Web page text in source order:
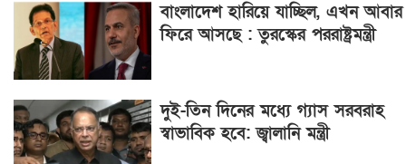
বাংলাদেশ হারিয়ে যাচ্ছিল, এখন আবার
ফিরে আসছে : তুরস্কের পররাষ্ট্রমন্ত্রী
দুই-তিন দিনের মধ্যে গ্যাস সরবরাহ
স্বাভাবিক হবে: জ্বালানি মন্ত্রী